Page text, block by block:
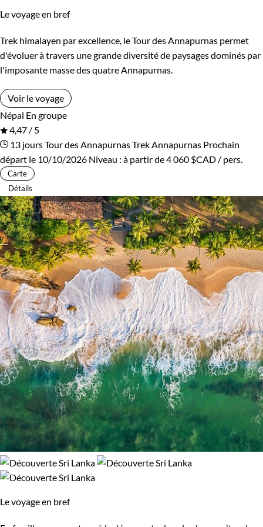
Kirghizistan
Macédoine
Malaisie
Maroc Martinique
Mauritanie Mexique
Mongolie Monténégro
Mozambique Namibie
Népal Nicaragua
Norvège Nouvelle-Zélande
Oman Ouganda
Ouzbekistan Pakistan
Palestine Panama
Pérou Philippines
Pologne Portugal
République tchèque
Itinérance
Itinérant Semi-itinérant
Environnement
Désert Forêts, collines, rivières et lacs
Haute Montagne Montagne
Neige Patrimoine et Nature
Terres Polaires Volcans
Le voyage en bref
Trek himalayen par excellence, le Tour des Annapurnas permet
d'évoluer à travers une grande diversité de paysages dominés par
l'imposante masse des quatre Annapurnas.
Voir le voyage
Népal En groupe
4,47 / 5
13 joursTour des AnnapurnasTrek Annapurnas Prochain
départ le 10/10/2026 Niveau : à partir de4 060 $CAD / pers.
Carte
Détails
Le voyage en bref